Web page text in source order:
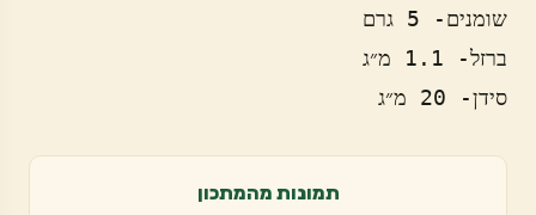
סידן- 20 מ״ג
תמונות מהמתכון